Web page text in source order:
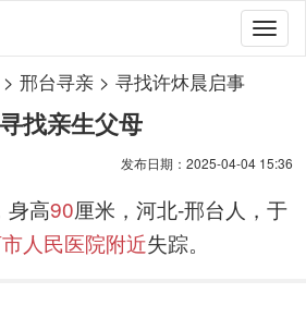
> 邢台寻亲> 寻找许炑晨启事
找亲生父母
发布日期：2025-04-04 15:36
身高90厘米，河北-邢台人，于
人民医院附近失踪。